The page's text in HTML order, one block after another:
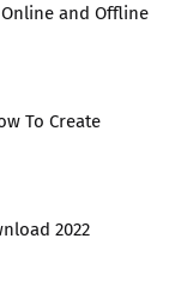
Online and Offline
To Create
2022